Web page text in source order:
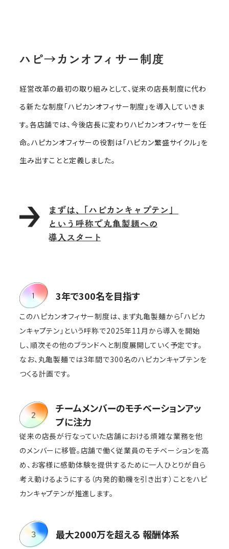
経営改革の最初の取り組みとして、従来の店長制度に代わ
る新たな制度「ハピカンオフィサー制度」を導入していきま
す。各店舗では、今後店長に変わりハピカンオフィサーを任
命。ハピカンオフィサーの役割は「ハピカン繁盛サイクル」を
生み出すことと定義しました。
3年で300名を目指す
このハピカンオフィサー制度は、まず丸亀製麺から「ハピカ
ンキャプテン」という呼称で2025年11月から導入を開始
し、順次その他のブランドへと制度展開していく予定です。
なお、丸亀製麺では3年間で300名のハピカンキャプテンを
つくる計画です。
チームメンバーのモチベーションアッ
プに注力
従来の店長が行なっていた店舗における煩雑な業務を他
のメンバーに移管。店舗で働く従業員のモチベーションを高
め、お客様に感動体験を提供するために一人ひとりが自ら
考え動けるようにする（内発的動機を引き出す）ことをハピ
カンキャプテンが推進します。
最大2000万を超える 報酬体系